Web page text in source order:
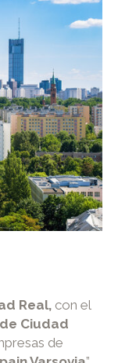
Real, con el
Ciudad
de